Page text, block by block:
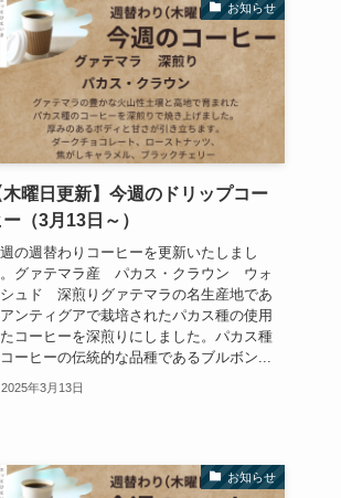
お知らせ
木曜日更新】今週のドリップコー
ー（3月13日～）
の週替わりコーヒーを更新いたしまし
グァテマラ産 パカス・クラウン ウォ
ュド 深煎りグァテマラの名生産地であ
ンティグアで栽培されたパカス種の使用
コーヒーを深煎りにしました。パカス種
ーヒーの伝統的な品種であるブルボン...
2025年3月13日
お知らせ